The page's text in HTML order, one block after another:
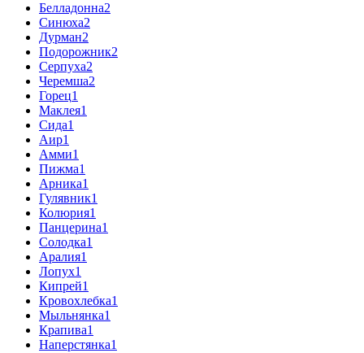
Белладонна2
Синюха2
Дурман2
Подорожник2
Серпуха2
Черемша2
Горец1
Маклея1
Сида1
Аир1
Амми1
Пижма1
Арника1
Гулявник1
Колюрия1
Панцерина1
Солодка1
Аралия1
Лопух1
Кипрей1
Кровохлебка1
Мыльнянка1
Крапива1
Наперстянка1